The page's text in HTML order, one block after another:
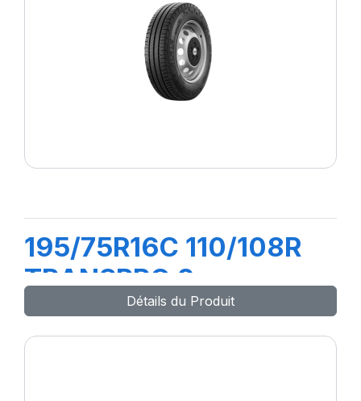
195/75R16C 110/108R
TRANSPRO 2
Détails du Produit